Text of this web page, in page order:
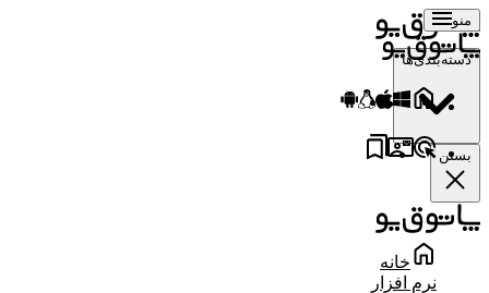
منو
دسته‌بندی‌ها
بستن
خانه
نرم افزار